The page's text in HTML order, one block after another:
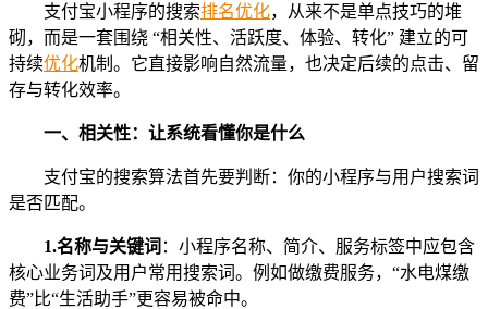
支付宝小程序的搜索排名优化，从来不是单点技巧的堆
砌，而是一套围绕 “相关性、活跃度、体验、转化” 建立的可
持续优化机制。它直接影响自然流量，也决定后续的点击、留
存与转化效率。
一、相关性：让系统看懂你是什么
支付宝的搜索算法首先要判断：你的小程序与用户搜索词
是否匹配。
1.名称与关键词 ：小程序名称、简介、服务标签中应包含
核心业务词及用户常用搜索词。例如做缴费服务，“水电煤缴
费”比“生活助手”更容易被命中。